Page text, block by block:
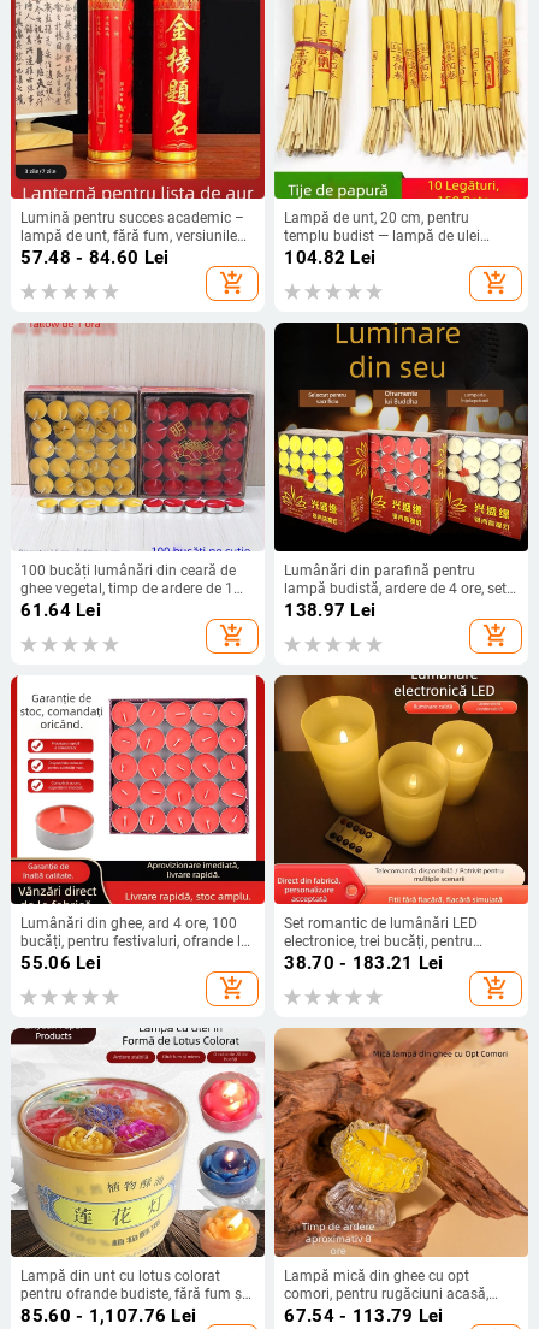
Lumină pentru succes academic –
lampă de unt, fără fum, versiunile
de 7 zile și 3 zile, pentru rugăciuni
către zei și Buddha, pentru studiu
57.48 - 84.60 Lei
add_shopping_cart
Lampă de unt, 20 cm, pentru
templu budist — lampă de ulei
durabilă pentru ofrări Buddha
104.82 Lei
add_shopping_cart
100 bucăți lumânări din ceară de
ghee vegetal, timp de ardere de 1
oră, pentru altar budist de acasă și
atmosferă romantică la plajă
61.64Lei
add_shopping_cart
Lumânări din parafină pentru
lampă budistă, ardere de 4 ore, set
de 100 bucăți
138.97 Lei
add_shopping_cart
Lumânări din ghee, ard 4 ore, 100
bucăți, pentru festivaluri, ofrande la
templu și uz casnic
55.06 Lei
add_shopping_cart
Set romantic de lumânări LED
electronice, trei bucăți, pentru
cererea în căsătorie și zile de
naștere – iluminare ambientală din
sticlă
38.70 - 183.21 Lei
add_shopping_cart
Lampă din unt cu lotus colorat
pentru ofrande budiste, fără fum și
fără miros, potrivită pentru altarul
85.60 - 1,107.76 Lei
Lampă mică din ghee cu opt
comori, pentru rugăciuni acasă,
lampă fără fum
67.54 - 113.79 Lei